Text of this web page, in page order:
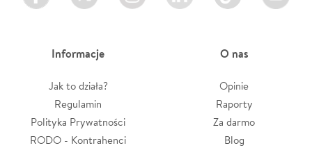
Informacje
Jak to działa?
Regulamin
Polityka Prywatności
RODO - Kontrahenci
O nas
Opinie
Raporty
Za darmo
Blog